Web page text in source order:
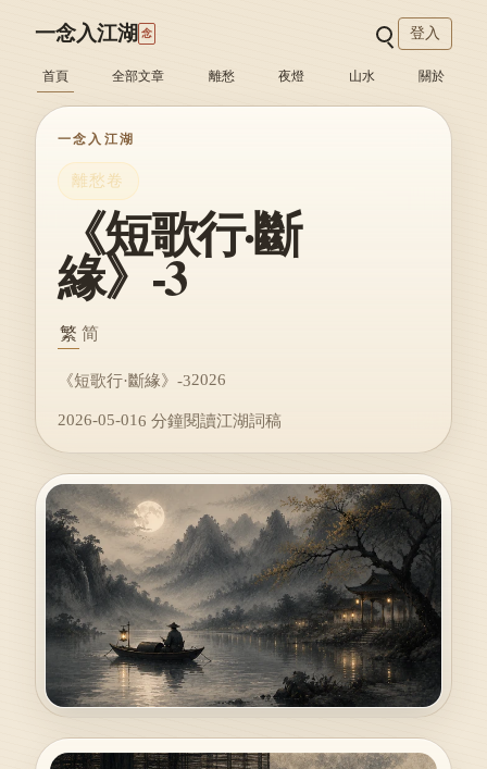
一念入江湖 念
首頁 全部文章 離愁 夜燈 山水 關於
登入
一念入江湖
離愁卷
《短歌行·斷
緣》-3
繁 简
《短歌行·斷緣》-32026
2026-05-016 分鐘閱讀江湖詞稿